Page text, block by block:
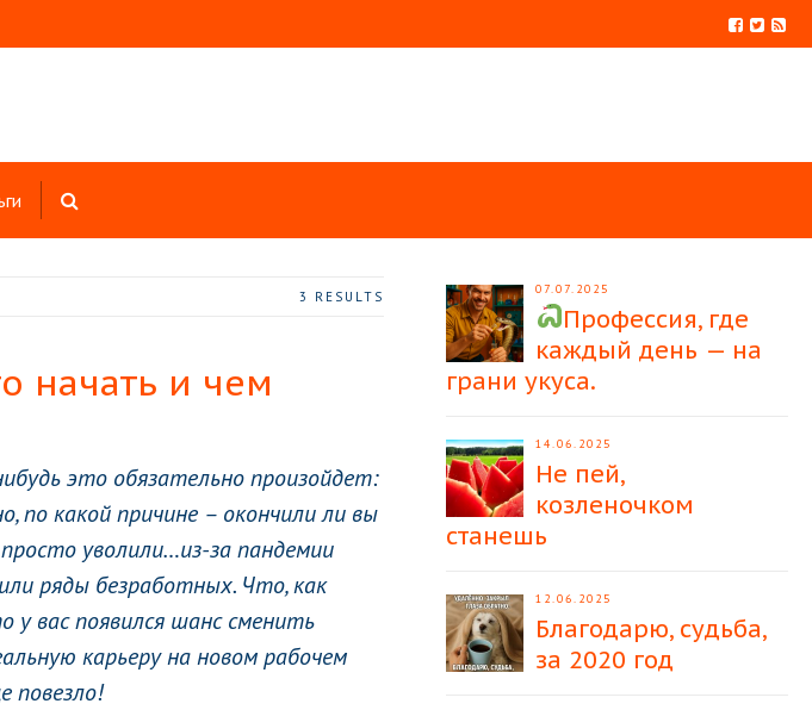
3 RESULTS
начать и чем
это обязательно произойдет:
по какой причине – окончили ли вы
уволили…из-за пандемии
ряды безработных. Что, как
у вас появился шанс сменить
карьеру на новом рабочем
повезло!
07.07.2025
Профессия, где
каждый день — на
грани укуса.
14.06.2025
Не пей,
козленочком
станешь
12.06.2025
Благодарю, судьба,
за 2020 год